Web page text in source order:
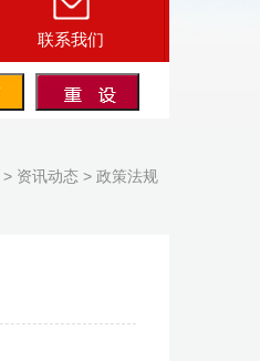
联系我们
> 资讯动态 > 政策法规